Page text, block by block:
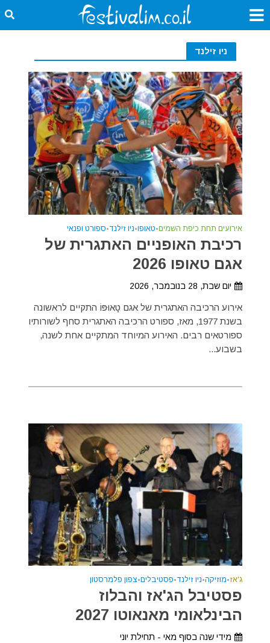
ניו זילנד
אירועים תחת כיפת השמים•טאופו•ניו זילנד•ספורט ופנאי
רכיבת האופניים האתגרית של
אגם טאופו 2026
יום שבת, 28 בנובמבר, 2026
אירוע הרכיבה האתגרית של אגם טָאוּפּוֹ התקיים לראשונה
בשנת 1977, מאז, ספורט הרכיבה האתגרית סחף לשורותיו
ספורטאים רבים. האירוע המיוחד המתקיים אחת לשנה,
בשבוע...
ג'אז•מוזיקה•ניו זילנד•פסטיבלים•צפון פלמרסטון
פסטיבל הג'אז והבלוז
הבינלאומי מאנאוטו 2027
מידי שנה בסוף מאי - תחילת יוני